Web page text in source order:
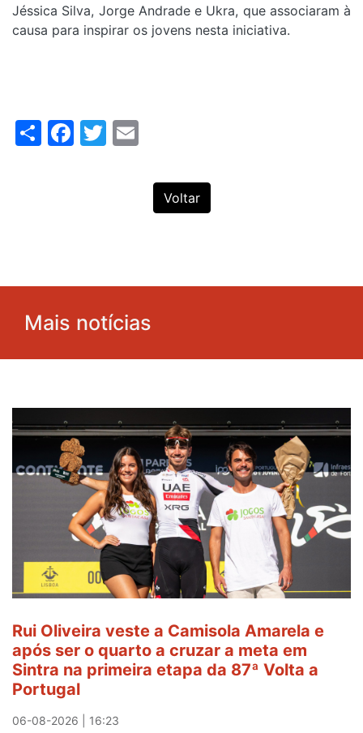
Jéssica Silva, Jorge Andrade e Ukra, que associaram à
causa para inspirar os jovens nesta iniciativa.
ShareFacebook
Twitter
Voltar
Mais notícias
Rui Oliveira veste a Camisola Amarela e
após ser o quarto a cruzar a meta em
Sintra na primeira etapa da 87ª Volta a
Portugal
06-08-2026 | 16:23